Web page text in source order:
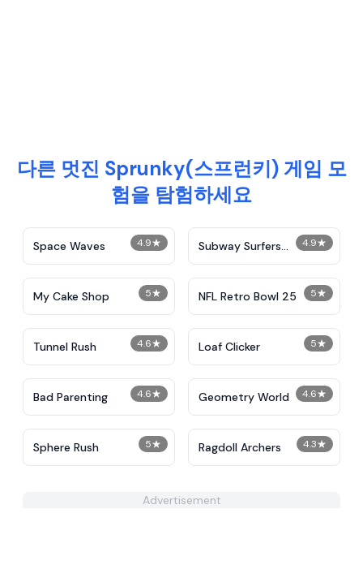
다른 멋진 Sprunky(스프런키) 게임 모
험을 탐험하세요
4.9★
Space Waves 4.9★
Subway Surfers
Unblocked
5★
My Cake Shop 5★
NFL Retro Bowl 25
4.6★
Tunnel Rush 5★
Loaf Clicker
4.6★
Bad Parenting 4.6★
Geometry World
5★
Sphere Rush 4.3★
Ragdoll Archers
Advertisement